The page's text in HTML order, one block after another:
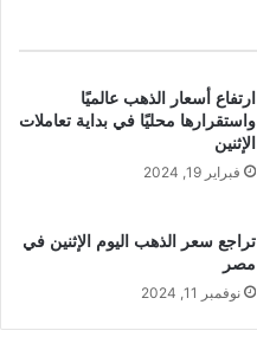
ارتفاع أسعار الذهب عالميًا
واستقرارها محليًا في بداية تعاملات
الإثنين
فبراير 19, 2024
تراجع سعر الذهب اليوم الإثنين في
مصر
نوفمبر 11, 2024